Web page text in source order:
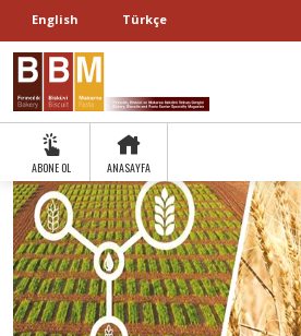
English Türkçe
ABONE OL ANASAYFA